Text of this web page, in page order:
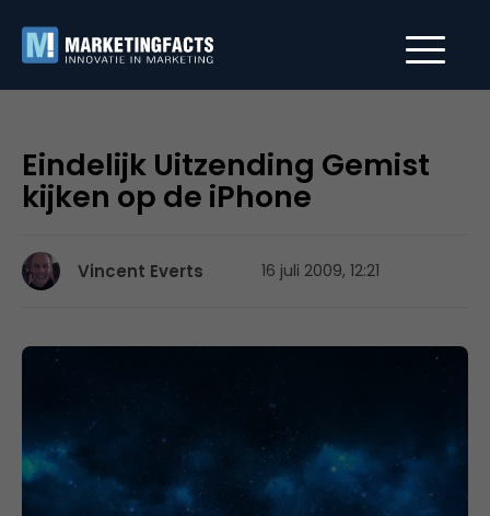
Eindelijk Uitzending Gemist
kijken op de iPhone
Vincent Everts 16 juli 2009, 12:21